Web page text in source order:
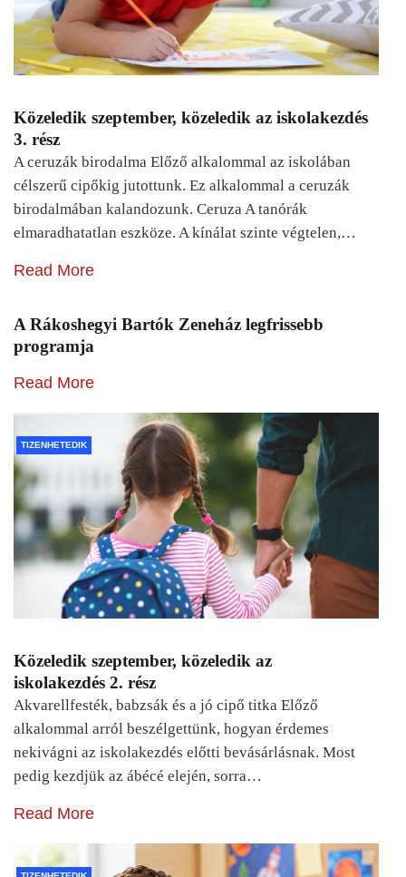
Közeledik szeptember, közeledik az iskolakezdés
3. rész
A ceruzák birodalma Előző alkalommal az iskolában
célszerű cipőkig jutottunk. Ez alkalommal a ceruzák
birodalmában kalandozunk. Ceruza A tanórák
elmaradhatatlan eszköze. A kínálat szinte végtelen,…
Read More
A Rákoshegyi Bartók Zeneház legfrissebb
programja
Read More
TIZENHETEDIK
Közeledik szeptember, közeledik az
iskolakezdés 2. rész
Akvarellfesték, babzsák és a jó cipő titka Előző
alkalommal arról beszélgettünk, hogyan érdemes
nekivágni az iskolakezdés előtti bevásárlásnak. Most
pedig kezdjük az ábécé elején, sorra…
Read More